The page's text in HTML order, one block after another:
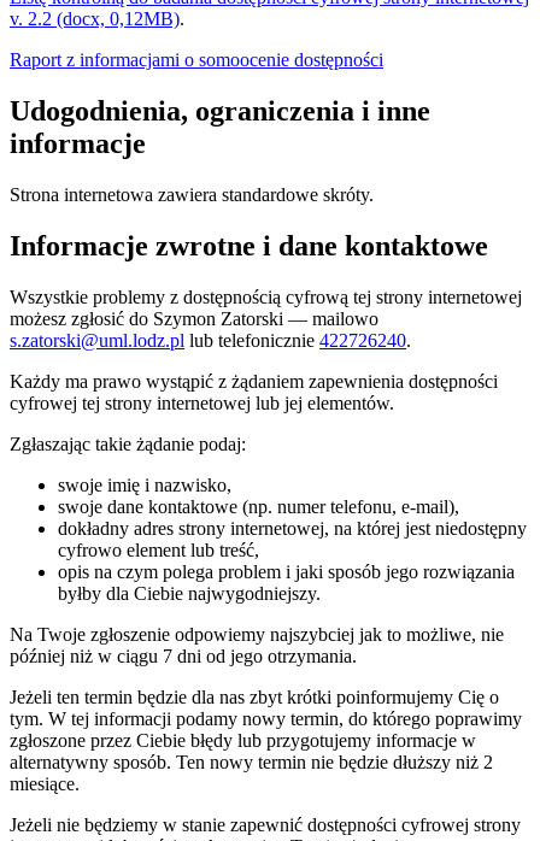
v. 2.2 (docx, 0,12MB).
Raport z informacjami o somoocenie dostępności
Udogodnienia, ograniczenia i inne
informacje
Strona internetowa zawiera standardowe skróty.
Informacje zwrotne i dane kontaktowe
Wszystkie problemy z dostępnością cyfrową tej strony internetowej
możesz zgłosić do Szymon Zatorski — mailowo
s.zatorski@uml.lodz.pl lub telefonicznie 422726240.
Każdy ma prawo wystąpić z żądaniem zapewnienia dostępności
cyfrowej tej strony internetowej lub jej elementów.
Zgłaszając takie żądanie podaj:
swoje imię i nazwisko,
swoje dane kontaktowe (np. numer telefonu, e-mail),
dokładny adres strony internetowej, na której jest niedostępny
cyfrowo element lub treść,
opis na czym polega problem i jaki sposób jego rozwiązania
byłby dla Ciebie najwygodniejszy.
Na Twoje zgłoszenie odpowiemy najszybciej jak to możliwe, nie
później niż w ciągu 7 dni od jego otrzymania.
Jeżeli ten termin będzie dla nas zbyt krótki poinformujemy Cię o
tym. W tej informacji podamy nowy termin, do którego poprawimy
zgłoszone przez Ciebie błędy lub przygotujemy informacje w
alternatywny sposób. Ten nowy termin nie będzie dłuższy niż 2
miesiące.
Jeżeli nie będziemy w stanie zapewnić dostępności cyfrowej strony